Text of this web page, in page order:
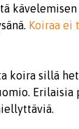
Koiraa ei
koira sillä
Erilaisia